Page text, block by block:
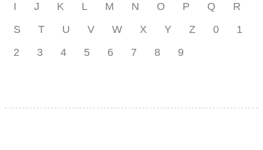
I
J K L M N O P Q
R
S
T U V W X Y Z 0
1
2
3 4 5 6 7 8 9